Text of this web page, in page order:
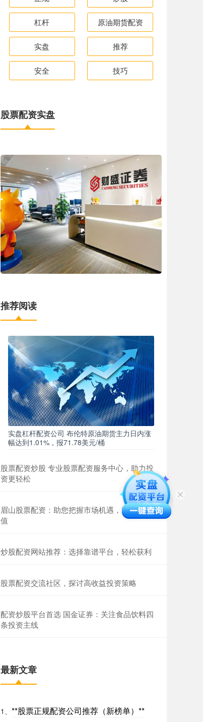
杠杆 原油期货配资
实盘 推荐
安全 技巧
股票配资实盘
推荐阅读
实盘杠杆配资公司 布伦特原油期货主力日内涨
幅达到1.01%，报71.78美元/桶
股票配资炒股 专业股票配资服务中心，助力投
资更轻松
眉山股票配资：助您把握市场机遇，实现财富增
值
炒股配资网站推荐：选择靠谱平台，轻松获利
股票配资交流社区，探讨高收益投资策略
配资炒股平台首选 国金证券：关注食品饮料四
条投资主线
最新文章
1、 **股票正规配资公司推荐（新榜单）**